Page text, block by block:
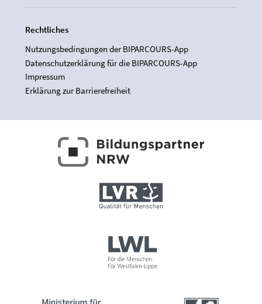
Rechtliches
Nutzungsbedingungen der BIPARCOURS-App
Datenschutzerklärung für die BIPARCOURS-App
Impressum
Erklärung zur Barrierefreiheit